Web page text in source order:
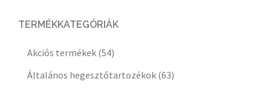
TERMÉKKATEGÓRIÁK
Akciós termékek (54)
Általános hegesztőtartozékok (63)